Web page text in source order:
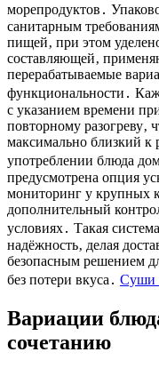
морепродуктов․
санитарным
пищей‚ при этом
составляющей‚
перерабатываемые
функциональности․
с указанием времени
повторному разогреву‚
максимально близкий к
употреблении блюда
предусмотрена опция
мониторинг у крупных
дополнительный
условиях․ Такая
надёжность‚ делая
безопасным решением
без потери вкуса․ Суши
Вариации
сочетанию